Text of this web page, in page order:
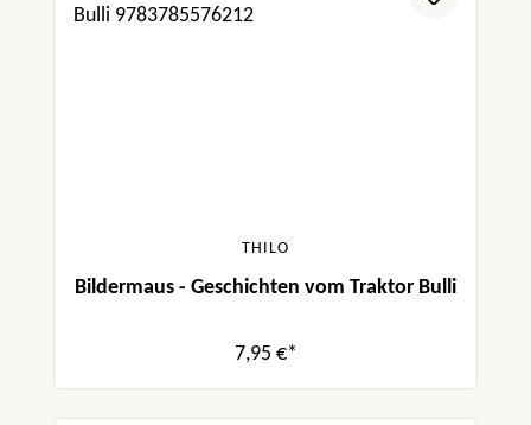
THILO
Bildermaus - Geschichten vom Traktor Bulli
7,95 €*